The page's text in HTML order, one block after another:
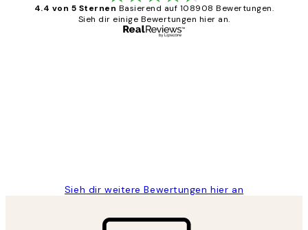
4.4 von 5 Sternen Basierend auf 108908 Bewertungen.
Sieh dir einige Bewertungen hier an.
Sieh dir weitere Bewertungen hier an